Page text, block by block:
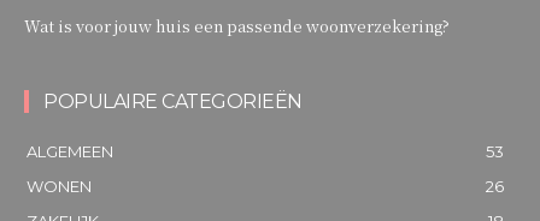
Wat is voor jouw huis een passende woonverzekering?
POPULAIRE CATEGORIEËN
ALGEMEEN
53
WONEN
26